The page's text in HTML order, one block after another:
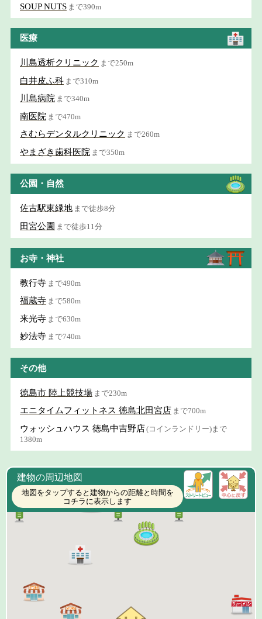
SOUP NUTS まで390m
医療
川島透析クリニック まで250m
白井皮ふ科 まで310m
川島病院 まで340m
南医院 まで470m
さむらデンタルクリニック まで260m
やまざき歯科医院 まで350m
公園・自然
佐古駅東緑地 まで徒歩8分
田宮公園 まで徒歩11分
お寺・神社
教行寺 まで490m
福蔵寺 まで580m
来光寺 まで630m
妙法寺 まで740m
その他
徳島市 陸上競技場 まで230m
エニタイムフィットネス 徳島北田宮店 まで700m
ウォッシュハウス 徳島中吉野店(コインランドリー)まで
1380m
建物の周辺地図
地図をタップすると建物からの距離と時間を
コチラに表示します